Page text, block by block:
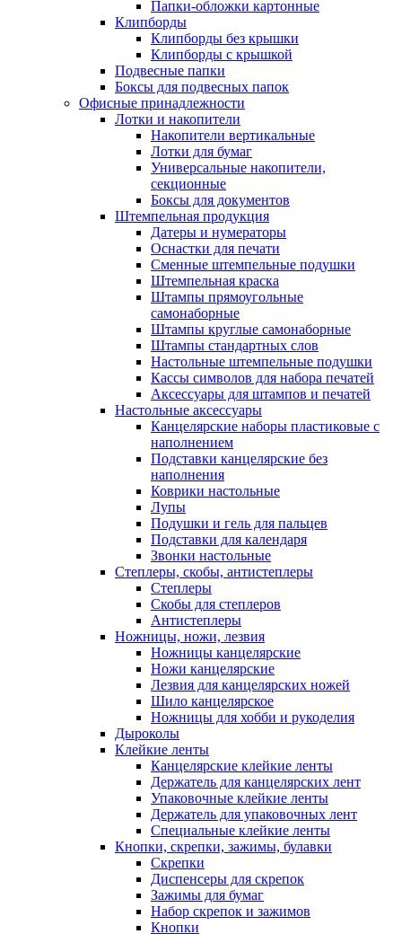
Папки-обложки картонные
Клипборды
Клипборды без крышки
Клипборды с крышкой
Подвесные папки
Боксы для подвесных папок
Офисные принадлежности
Лотки и накопители
Накопители вертикальные
Лотки для бумаг
Универсальные накопители,
секционные
Боксы для документов
Штемпельная продукция
Датеры и нумераторы
Оснастки для печати
Сменные штемпельные подушки
Штемпельная краска
Штампы прямоугольные
самонаборные
Штампы круглые самонаборные
Штампы стандартных слов
Настольные штемпельные подушки
Кассы символов для набора печатей
Аксессуары для штампов и печатей
Настольные аксессуары
Канцелярские наборы пластиковые с
наполнением
Подставки канцелярские без
наполнения
Коврики настольные
Лупы
Подушки и гель для пальцев
Подставки для календаря
Звонки настольные
Степлеры, скобы, антистеплеры
Степлеры
Скобы для степлеров
Антистеплеры
Ножницы, ножи, лезвия
Ножницы канцелярские
Ножи канцелярские
Лезвия для канцелярских ножей
Шило канцелярское
Ножницы для хобби и рукоделия
Дыроколы
Клейкие ленты
Канцелярские клейкие ленты
Держатель для канцелярских лент
Упаковочные клейкие ленты
Держатель для упаковочных лент
Специальные клейкие ленты
Кнопки, скрепки, зажимы, булавки
Скрепки
Диспенсеры для скрепок
Зажимы для бумаг
Набор скрепок и зажимов
Кнопки